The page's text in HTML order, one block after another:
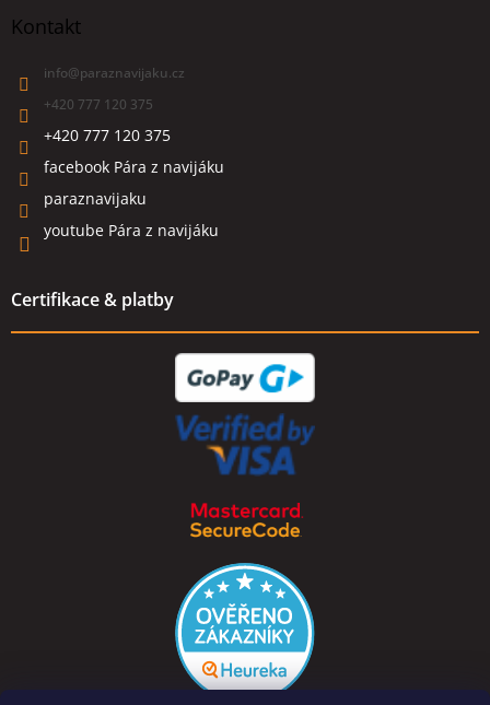
Kontakt
info@paraznavijaku.cz
+420 777 120 375
+420 777 120 375
facebook Pára z navijáku
paraznavijaku
youtube Pára z navijáku
Certifikace & platby